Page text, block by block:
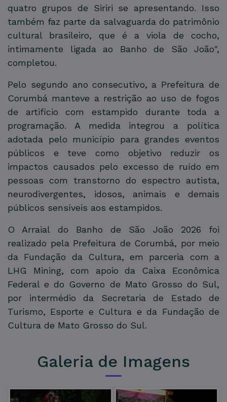
quatro grupos de Siriri se apresentando. Isso
também faz parte da salvaguarda do patrimônio
cultural brasileiro, que é a viola de cocho,
intimamente ligada ao Banho de São João",
completou.
Pelo segundo ano consecutivo, a Prefeitura de
Corumbá manteve a restrição ao uso de fogos
de artifício com estampido durante toda a
programação. A medida integrou a política
adotada pelo município para grandes eventos
públicos e teve como objetivo reduzir os
impactos causados pelo excesso de ruído em
pessoas com transtorno do espectro autista,
neurodivergentes, idosos, animais e demais
públicos sensíveis aos estampidos.
O Arraial do Banho de São João 2026 foi
realizado pela Prefeitura de Corumbá, por meio
da Fundação da Cultura, em parceria com a
LHG Mining, com apoio da Caixa Econômica
Federal e do Governo de Mato Grosso do Sul,
por intermédio da Secretaria de Estado de
Turismo, Esporte e Cultura e da Fundação de
Cultura de Mato Grosso do Sul.
Galeria de Imagens